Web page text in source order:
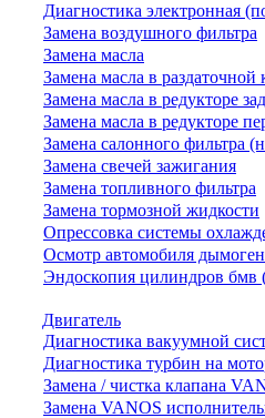
Диагностика электронная
Замена воздушного фильтра
Замена масла
Замена масла в раздаточной
Замена масла в редукторе
Замена масла в редукторе
Замена салонного фильтра
Замена свечей зажигания
Замена топливного фильтра
Замена тормозной жидкости
Опрессовка системы
Осмотр автомобиля
Эндоскопия цилиндров бмв
Двигатель
Диагностика вакуумной
Диагностика турбин на
Замена / чистка клапана
Замена VANOS